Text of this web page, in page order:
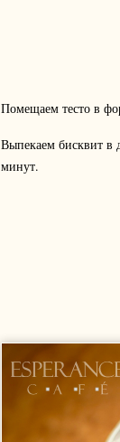
Помещаем тесто в
Выпекаем бисквит в
минут.